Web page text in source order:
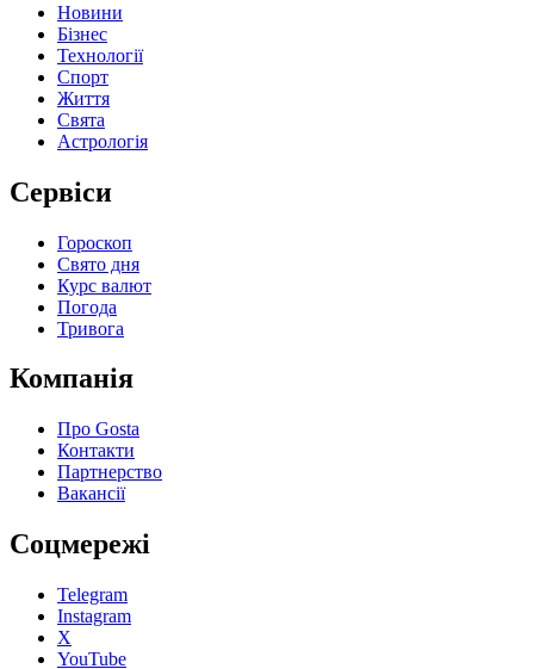
Новини
Бізнес
Технології
Спорт
Життя
Свята
Астрологія
Сервіси
Гороскоп
Свято дня
Курс валют
Погода
Тривога
Компанія
Про Gosta
Контакти
Партнерство
Вакансії
Соцмережі
Telegram
Instagram
X
YouTube